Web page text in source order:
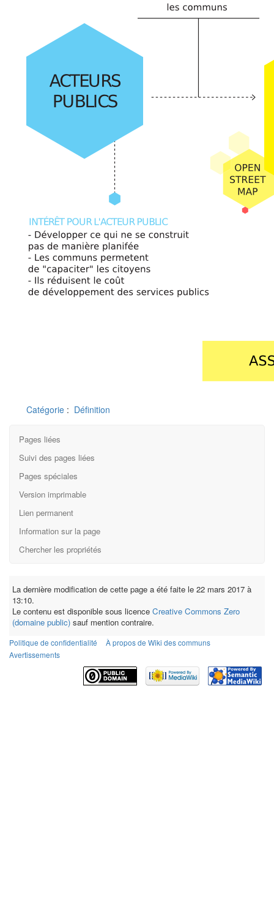
Catégorie : Définition
Pages liées
Suivi des pages liées
Pages spéciales
Version imprimable
Lien permanent
Information sur la page
Chercher les propriétés
La dernière modification de cette page a été faite le 22 mars 2017 à
13:10.
Le contenu est disponible sous licence Creative Commons Zero
(domaine public) sauf mention contraire.
Politique de confidentialité
À propos de Wiki des communs
Avertissements